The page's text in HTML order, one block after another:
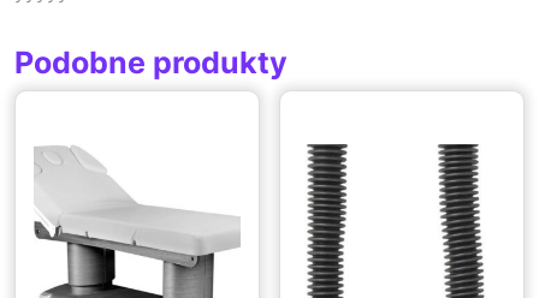
Podobne produkty